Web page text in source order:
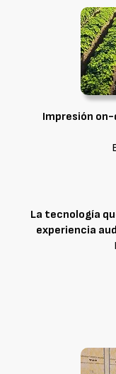
Impresión
La tecnología
experiencia